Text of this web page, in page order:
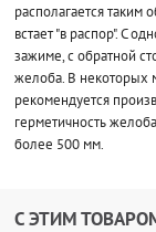
располагается таким
встает "в распор". С
зажиме, с обратной
желоба. В некоторых
рекомендуется
герметичность
более 500 мм.
С ЭТИМ